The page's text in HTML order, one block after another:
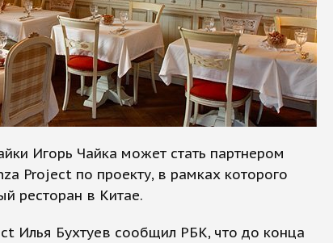
Игорь Чайка может стать партнером
Project по проекту, в рамках которого
ресторан в Китае.
Илья Бухтуев сообщил РБК, что до конца